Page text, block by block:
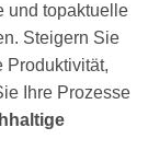
und topaktuelle
Steigern Sie
Produktivität,
Ihre Prozesse